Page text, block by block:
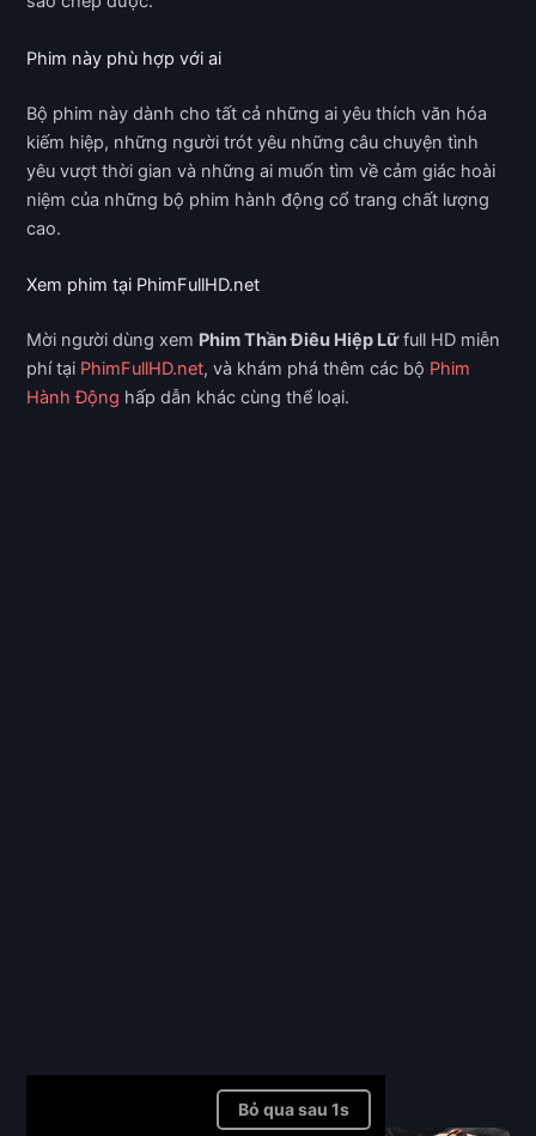
Phim này phù hợp với ai
Bộ phim này dành cho tất cả những ai yêu thích văn hóa
kiếm hiệp, những người trót yêu những câu chuyện tình
yêu vượt thời gian và những ai muốn tìm về cảm giác hoài
niệm của những bộ phim hành động cổ trang chất lượng
cao.
Xem phim tại PhimFullHD.net
Mời người dùng xem Phim Thần Điêu Hiệp Lữfull HD miễn
phí tại PhimFullHD.net, và khám phá thêm các bộ Phim
Hành Động hấp dẫn khác cùng thể loại.
Bỏ qua quảng cáo ➤
Full